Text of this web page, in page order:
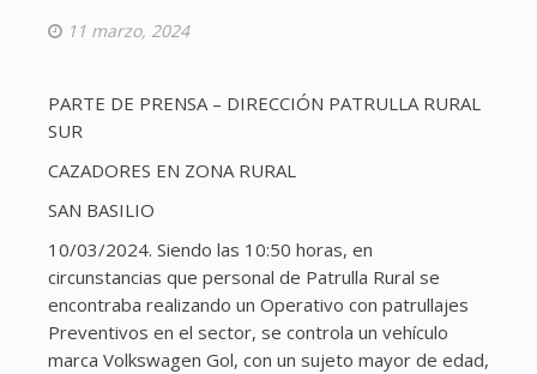
11 marzo, 2024
PARTE DE PRENSA – DIRECCIÓN PATRULLA RURAL
SUR
CAZADORES EN ZONA RURAL
SAN BASILIO
10/03/2024. Siendo las 10:50 horas, en
circunstancias que personal de Patrulla Rural se
encontraba realizando un Operativo con patrullajes
Preventivos en el sector, se controla un vehículo
marca Volkswagen Gol, con un sujeto mayor de edad,